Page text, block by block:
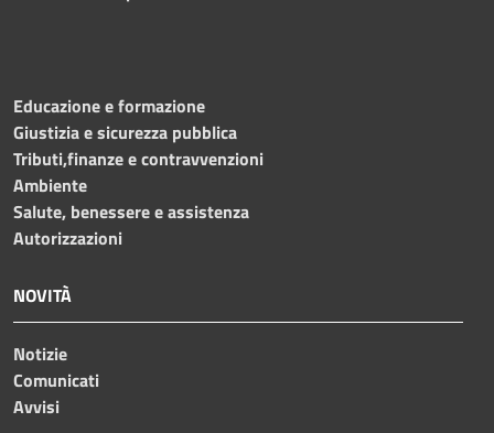
Educazione e formazione
Giustizia e sicurezza pubblica
Tributi,finanze e contravvenzioni
Ambiente
Salute, benessere e assistenza
Autorizzazioni
NOVITÀ
Notizie
Comunicati
Avvisi